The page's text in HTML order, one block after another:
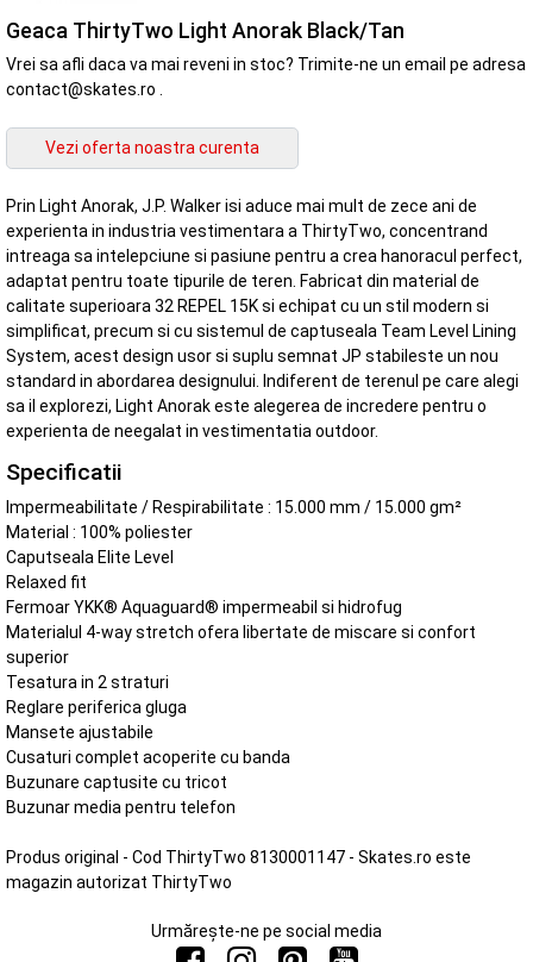
Geaca ThirtyTwo Light Anorak Black/Tan
Vrei sa afli daca va mai reveni in stoc? Trimite-ne un email pe adresa
contact@skates.ro .
Prin Light Anorak, J.P. Walker isi aduce mai mult de zece ani de
experienta in industria vestimentara a ThirtyTwo, concentrand
intreaga sa intelepciune si pasiune pentru a crea hanoracul perfect,
adaptat pentru toate tipurile de teren. Fabricat din material de
calitate superioara 32 REPEL 15K si echipat cu un stil modern si
simplificat, precum si cu sistemul de captuseala Team Level Lining
System, acest design usor si suplu semnat JP stabileste un nou
standard in abordarea designului. Indiferent de terenul pe care alegi
sa il explorezi, Light Anorak este alegerea de incredere pentru o
experienta de neegalat in vestimentatia outdoor.
Specificatii
Impermeabilitate / Respirabilitate : 15.000 mm / 15.000 gm²
Material : 100% poliester
Caputseala Elite Level
Relaxed fit
Fermoar YKK® Aquaguard® impermeabil si hidrofug
Materialul 4-way stretch ofera libertate de miscare si confort
superior
Tesatura in 2 straturi
Reglare periferica gluga
Mansete ajustabile
Cusaturi complet acoperite cu banda
Buzunare captusite cu tricot
Buzunar media pentru telefon
Produs original - Cod ThirtyTwo 8130001147 - Skates.ro este
magazin autorizat ThirtyTwo
Urmărește-ne pe social media